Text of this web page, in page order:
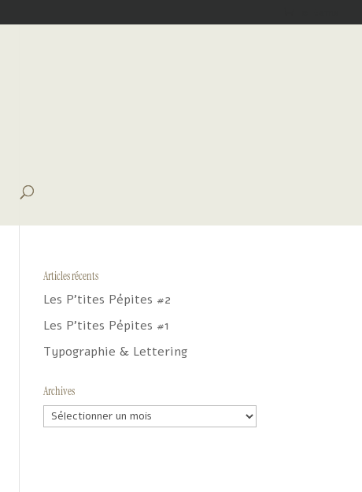
Articles récents
Les P’tites Pépites #2
Les P’tites Pépites #1
Typographie & Lettering
Archives
Archives